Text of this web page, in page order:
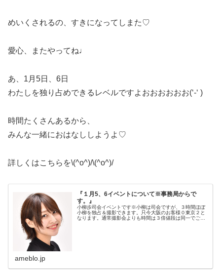
めいくされるの、すきになってしまた♡
愛心、またやってね♩
あ、1月5日、6日
わたしを独り占めできるレベルですよおおおおおお(‘-‘ )
時間たくさんあるから、
みんな一緒におはなししようよ♡
詳しくはこちらを\(^o^)/\(^o^)/
『１月5、6イベントについて※事務局からで
す。』
小柳歩司会イベントです※小柳は司会ですが、３時間ほぼ
小柳を独占＆撮影できます。只今大阪のお客様０東京２と
なります。通常撮影会よりも時間は３倍値段は同一でござ
ameblo.jp